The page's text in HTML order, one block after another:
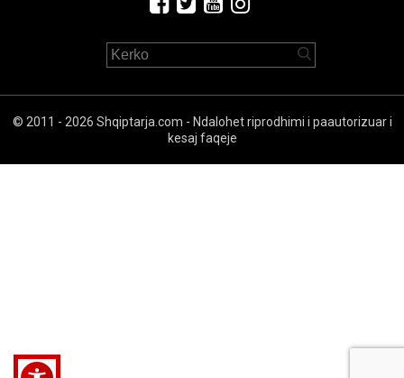
© 2011 - 2026 Shqiptarja.com - Ndalohet riprodhimi i paautorizuar i
kesaj faqeje